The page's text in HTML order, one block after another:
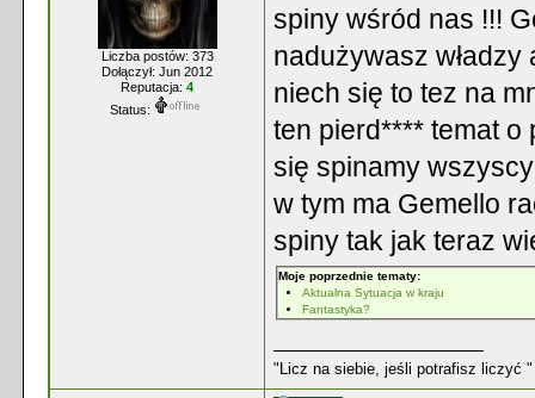
Liczba postów: 373
Dołączył: Jun 2012
Reputacja: 4
Status:
spiny wśród nas !!!
nadużywasz władzy
niech się to tez na
ten pierd**** temat o
się spinamy
w tym ma Gemello
spiny tak jak teraz
Moje poprzednie tematy:
Aktualna Sytuacja w kraju
Fantastyka?
"Licz na siebie, jeśli potrafisz liczyć "